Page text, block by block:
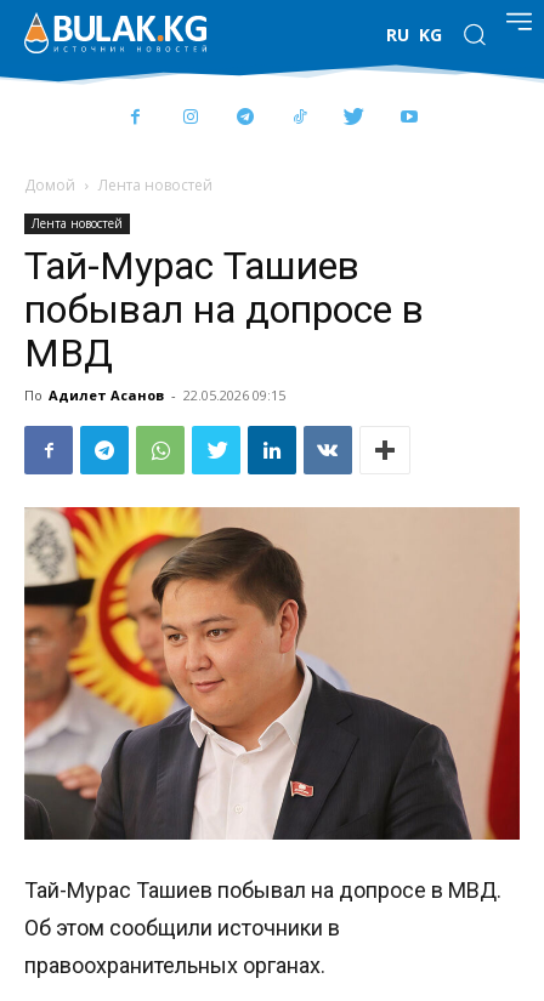
RU KG
Домой Лента новостей
Лента новостей
Тай-Мурас Ташиев
побывал на допросе в
МВД
По Адилет Асанов - 22.05.2026 09:15
Тай-Мурас Ташиев побывал на допросе в МВД.
Об этом сообщили источники в
правоохранительных органах.